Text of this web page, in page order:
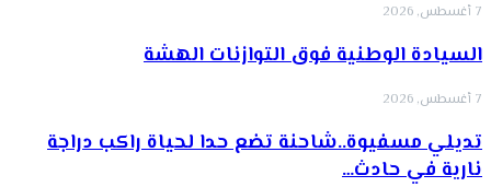
7 أغسطس, 2026
السيادة الوطنية فوق التوازنات الهشة
7 أغسطس, 2026
تديلي مسفيوة..شاحنة تضع حدا لحياة راكب دراجة
نارية في حادث…